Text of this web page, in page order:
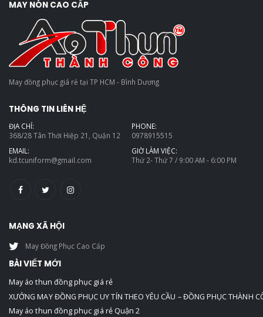
MAY NÓN CAO CẤP
May đồng phục giá rẻ tại TP HCM - Bình Dương
THÔNG TIN LIÊN HỆ
ĐỊA CHỈ:
368/28 Tân Thới Hiệp 21, Quận 12
PHONE:
0978915515
EMAIL:
kd.tcuniform@gmail.com
GIỜ LÀM VIỆC:
Thứ 2- Thứ 7 / 9:00 AM - 6:00 PM
MẠNG XÃ HỘI
May Đồng Phục Cao Cấp
BÀI VIẾT MỚI
May áo thun đồng phục giá rẻ
XƯỞNG MAY ĐỒNG PHỤC UY TÍN THEO YÊU CẦU – ĐỒNG PHỤC THÀNH
May áo thun đồng phục giá rẻ Quận 2